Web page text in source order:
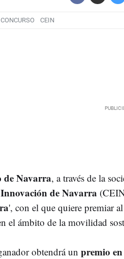
CONCURSO CEIN
de Navarra, a través de la
de Navarra
', con el que quiere premiar
el ámbito de la movilidad
obtendrá un premio